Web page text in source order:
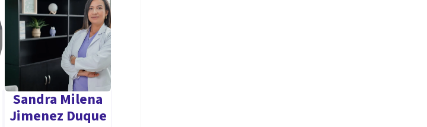
Sandra Milena
Jimenez Duque